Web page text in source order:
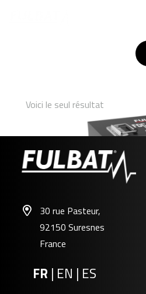
Voici le seul résultat
30 rue Pasteur,
92150 Suresnes
France
FR | EN | ES